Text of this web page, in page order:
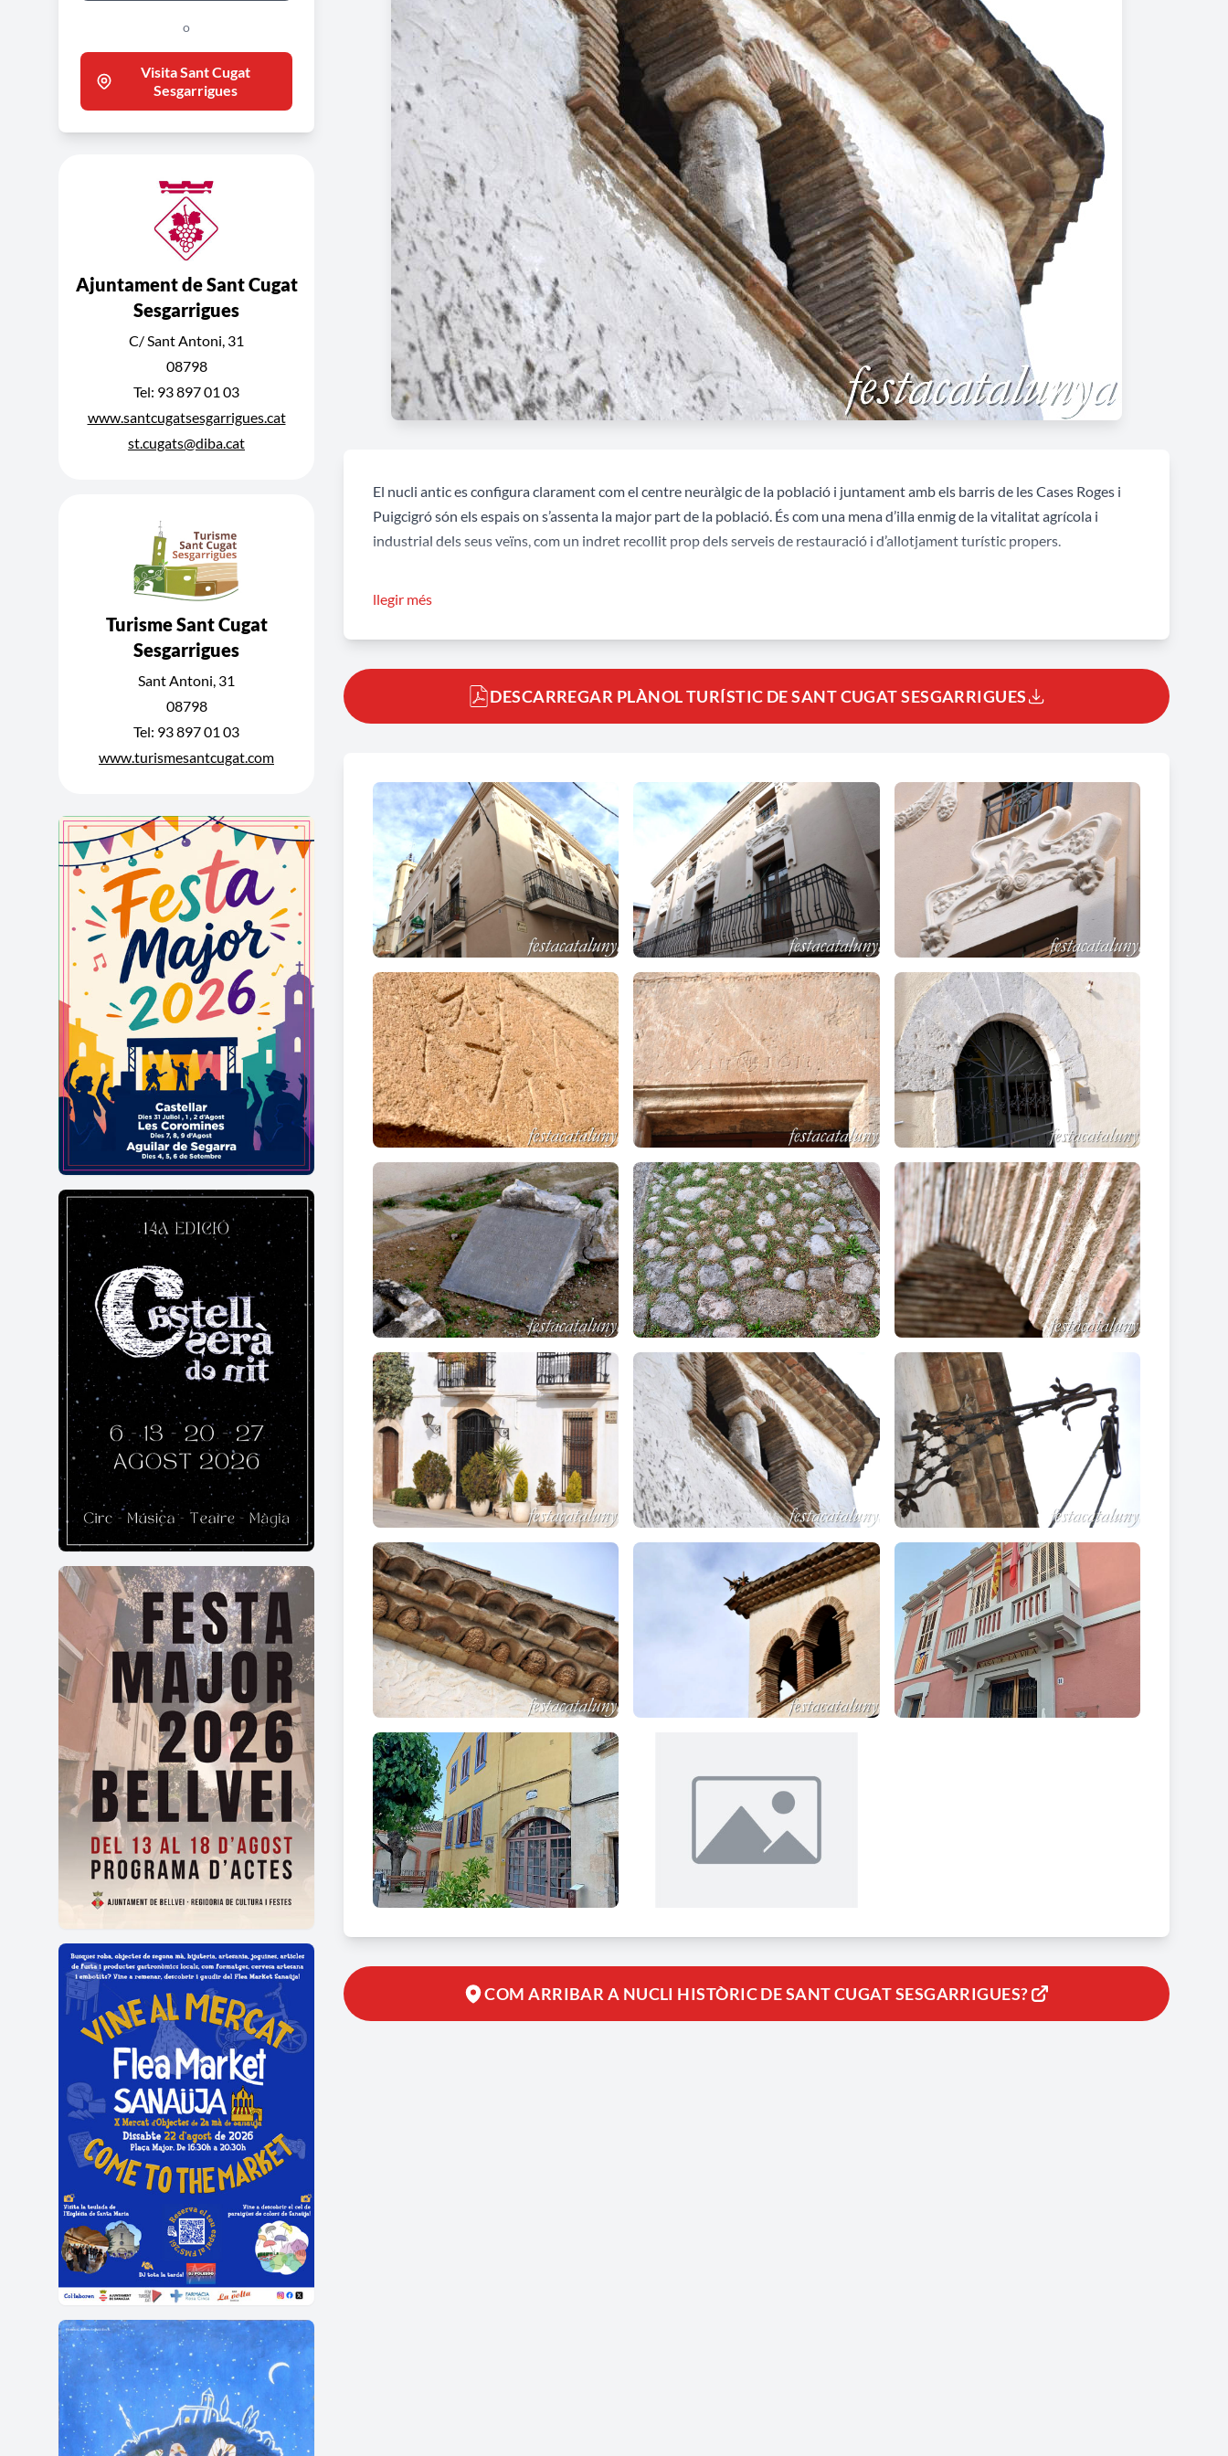
o
Visita Sant Cugat
Sesgarrigues
Ajuntament de Sant Cugat
Sesgarrigues
C/ Sant Antoni, 31
08798
Tel: 93 897 01 03
www.santcugatsesgarrigues.cat
st.cugats@diba.cat
Turisme Sant Cugat
Sesgarrigues
Sant Antoni, 31
08798
Tel: 93 897 01 03
www.turismesantcugat.com
El nucli antic es configura clarament com el centre neuràlgic de la població i juntament amb els barris de les Cases Roges i
Puigcigró són els espais on s’assenta la major part de la població. És com una mena d’illa enmig de la vitalitat agrícola i
industrial dels seus veïns, com un indret recollit prop dels serveis de restauració i d’allotjament turístic propers.
isolada, sinó de bon tarannà, de bon veïnatge, de poble d’abans, amb totes les seves avantatges i podríem afirmar sense cap
Sant Cugat Sesgarrigues
llegir més
DESCARREGAR PLÀNOL TURÍSTIC DE SANT CUGAT SESGARRIGUES
COM ARRIBAR A NUCLI HISTÒRIC DE SANT CUGAT SESGARRIGUES?